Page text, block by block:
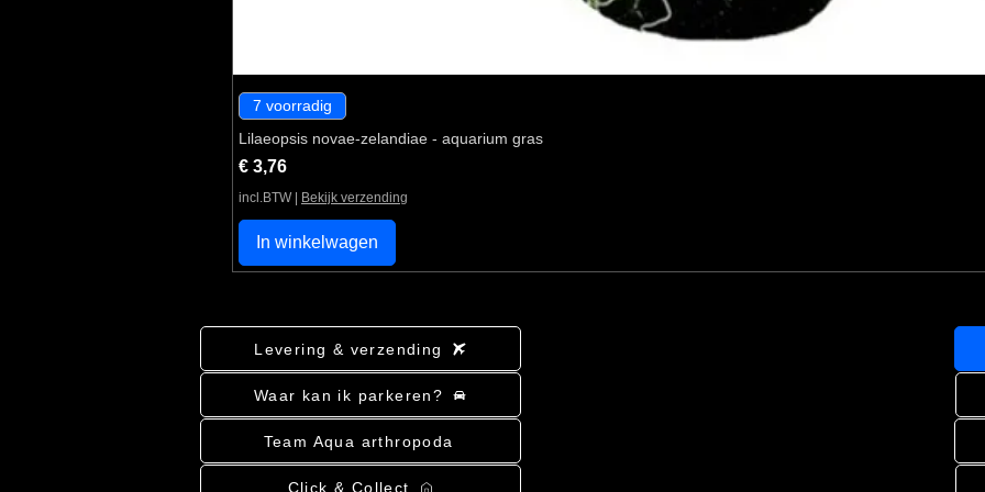
7 voorradig
Lilaeopsis novae-zelandiae - aquarium gras
Prijs
€ 3,76
incl.BTW Bekijk verzending
In winkelwagen
Levering & verzending
Waar kan ik parkeren?
Team Aqua arthropoda
Click & Collect